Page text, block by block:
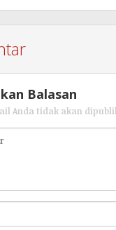
Balasan
Anda tidak akan